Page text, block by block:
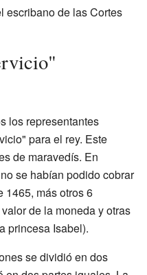
escribano de las Cortes
los representantes
para el rey. Este
de maravedís. En
se habían podido cobrar
1465, más otros 6
de la moneda y otras
princesa Isabel).
se dividió en dos